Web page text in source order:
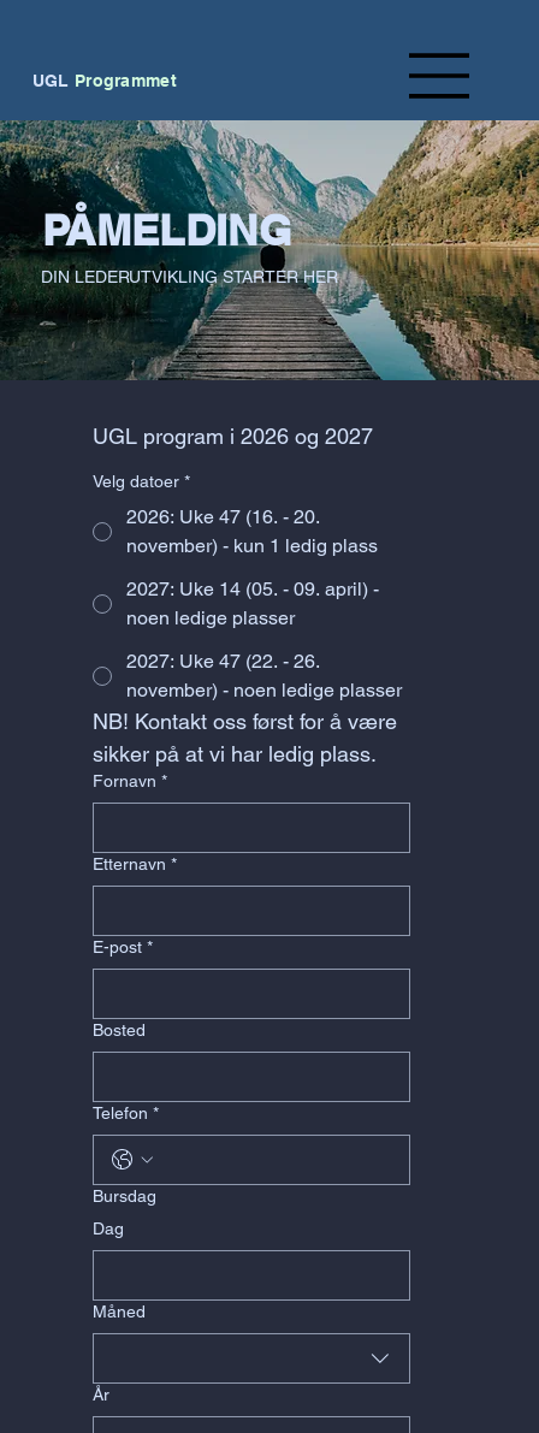
UGL Programmet
DIN LEDERUTVIKLING STARTER HER
PÅMELDING
UGL program i 2026 og 2027
Velg datoer *
2026: Uke 47 (16. - 20.
november) - kun 1 ledig plass
2027: Uke 14 (05. - 09. april) -
noen ledige plasser
2027: Uke 47 (22. - 26.
november) - noen ledige plasser
NB! Kontakt oss først for å være
sikker på at vi har ledig plass.
Fornavn *
Etternavn *
E-post *
Bosted
Telefon *
Bursdag
Dag
Måned
År